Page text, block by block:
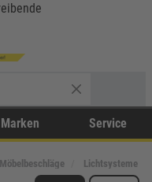
Marken Service
Möbelbeschläge Lichtsysteme